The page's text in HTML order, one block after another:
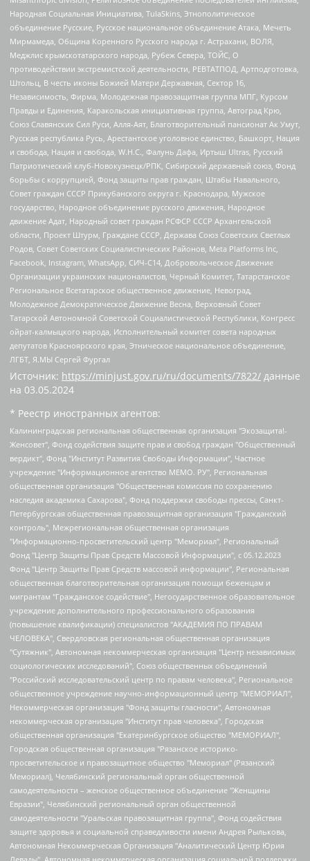
Народная Социальная Инициатива, TulaSkins, Этнополитическое
объединение Русские, Русское национальное объединение Атака, Мечеть
Мирмамеда, Община Коренного Русского народа г. Астрахани, ВОЛЯ,
Меджлис крымскотатарского народа, Рубеж Севера, ТОЙС, О
противодействии экстремистской деятельности, РЕВТАТПОД, Артподготовка,
Штольц, В честь иконы Божией Матери Державная, Сектор 16,
Независимость, Фирма, Молодежная правозащитная группа МПГ, Курсом
Правды и Единения, Каракольская инициативная группа, Автоград Крю,
Союз Славянских Сил Руси, Алля-Аят, Благотворительный пансионат Ак Умут,
Русская республика Русь, Арестантское уголовное единство, Башкорт, Нация
и свобода, Нация и свобода, W.H.С., Фалунь Дафа, Иртыш Ultras, Русский
Патриотический клуб-Новокузнецк/РПК, Сибирский державный союз, Фонд
борьбы с коррупцией, Фонд защиты прав граждан, Штабы Навального,
Совет граждан СССР Прикубанского округа г. Краснодара, Мужское
государство, Народное объединение русского движения, Народное
движение Адат, Народный совет граждан РСФСР СССР Архангельской
области, Проект Штурм, Граждане СССР, Держава Союз Советских Светлых
Родов, Совет Советских Социалистических Районов, Meta Platforms Inc,
Facebook, Instagram, WhatsApp, СИЧ-С14, Добровольческое Движение
Организации украинских националистов, Черный Комитет, Татарстанское
Региональное Всетатарское общественное движение, Невоград,
Молодежное Демократическое Движение Весна, Верховный Совет
Татарской Автономной Советской Социалистической Республики, Конгресс
ойрат-калмыцкого народа, Исполнительный комитет совета народных
депутатов Красноярского края, Этническое национальное объединение,
ЛГБТ, Я.МЫ Сергей Фургал
Источник: https://minjust.gov.ru/ru/documents/7822/ данные
на 03.05.2024
* Реестр иностранных агентов:
Калининградская региональная общественная организация "Экозащита!-Женсовет", Фонд содействия защите прав и свобод граждан "Общественный вердикт", Фонд "Институт Развития Свободы Информации", Частное учреждение "Информационное агентство МЕМО. РУ", Региональная общественная организация "Общественная комиссия по сохранению наследия академика Сахарова", Фонд поддержки свободы прессы, Санкт-Петербургская общественная правозащитная организация "Гражданский контроль", Межрегиональная общественная организация "Информационно-просветительский центр "Мемориал", Региональный Фонд "Центр Защиты Прав Средств Массовой Информации", с 05.12.2023 Фонд "Центр Защиты Прав Средств массовой информации", Региональная общественная благотворительная организация помощи беженцам и мигрантам "Гражданское содействие", Негосударственное образовательное учреждение дополнительного профессионального образования (повышение квалификации) специалистов "АКАДЕМИЯ ПО ПРАВАМ ЧЕЛОВЕКА", Свердловская региональная общественная организация "Сутяжник", Автономная некоммерческая организация "Центр независимых социологических исследований", Союз общественных объединений "Российский исследовательский центр по правам человека", Региональное общественное учреждение научно-информационный центр "МЕМОРИАЛ", Некоммерческая организация "Фонд защиты гласности", Автономная некоммерческая организация "Институт прав человека", Городская общественная организация "Екатеринбургское общество "МЕМОРИАЛ", Городская общественная организация "Рязанское историко-просветительское и правозащитное общество "Мемориал" (Рязанский Мемориал), Челябинский региональный орган общественной самодеятельности – женское общественное объединение "Женщины Евразии", Челябинский региональный орган общественной самодеятельности "Уральская правозащитная группа", Фонд содействия защите здоровья и социальной справедливости имени Андрея Рылькова, Автономная Некоммерческая Организация "Аналитический Центр Юрия Левады", Автономная некоммерческая организация социальной поддержки населения "Проект Апрель", Региональная общественная организация помощи женщинам и детям, находящимся в кризисной ситуации "Информационно-методический центр "Анна", Фонд содействия развитию массовых коммуникаций и правовому просвещению "Так-так-Так", Фонд содействия устойчивому развитию "Серебряная тайга", Свердловский региональный общественный фонд социальных проектов "Новое время", "Idel.Реалии", Кавказ.Реалии, Крым.Реалии, Телеканал Настоящее Время, Татаро-башкирская служба Радио Свобода (Azatliq Radiosi), Радио Свободная Европа/Радио Свобода (PCE/PC), "Сибирь.Реалии", "Фактограф", Благотворительный фонд помощи осужденным и их семьям, Автономная некоммерческая организация "Институт глобализации и социальных движений", Фонд "В защиту прав заключенных", Частное учреждение "Центр поддержки и содействия развитию средств массовой информации", Пензенский региональный общественный благотворительный фонд "Гражданский союз", "Север.Реалии", Некоммерческая организация Фонд "Правовая инициатива", Общество с ограниченной ответственностью "Радио Свободная Европа/Радио Свобода", Чешское информационное агентство "MEDIUM-ORIENT", Красноярская региональная общественная организация "Мы против СПИДа", Камалягин Денис Николаевич, Маркелов Сергей Евгеньевич, Пономарев Лев Александрович, Савицкая Людмила Алексеевна, Автономная некоммерческая организация "Центр по работе с проблемой насилия "НАСИЛИЮ.НЕТ", Межрегиональный профессиональный союз работников здравоохранения "Альянс врачей", Юридическое лицо, зарегистрированное в Латвийской Республике, SIA "Medusa Project" (регистрационный номер 40103797863, дата регистрации 10.06.2014), Некоммерческая организация "Фонд по борьбе с коррупцией", Автономная некоммерческая организация "Институт права и публичной политики", Баданин Роман Сергеевич, Гликин Максим Александрович, Железнова Мария Михайловна, Лукьянова Юлия Сергеевна, Маетная Елизавета Витальевна, Маняхин Петр Борисович, Чуракова Ольга Владимировна, Ярош Юлия Петровна, Юридическое лицо "The Insider SIA", зарегистрированное в Риге, Латвийская Республика (дата регистрации 26.06.2015), являющееся администратором доменного имени интернет-издания "The Insider SIA", https://theins.ru, Постернак Алексей Евгеньевич, Рубин Михаил Аркадьевич, Анин Роман Александрович, Юридическое лицо Istories fonds, зарегистрированное в Латвийской Республике (регистрационный номер 50008295751, дата регистрации 24.02.2020), Великовский Дмитрий Александрович, Долинина Ирина Николаевна, Мароховская Алеся Алексеевна, Шлейнов Роман Юрьевич, Шмагун Олеся Валентиновна, Общество с ограниченной ответственностью "Альтаир 2021", Общество с ограниченной ответственностью "Вега 2021", Общество с ограниченной ответственностью "Главный редактор 2021", Общество с ограниченной ответственностью "Ромашки монолит", Важенков Артем Валерьевич, Ивановская областная общественная организация "Центр гендерных исследований", Гурман Юрий Альбертович, Медиапроект "ОВД-Инфо", Егоров Владимир Владимирович, Жилинский Владимир Александрович, Общество с ограниченной ответственностью "ЗП", Иванова София Юрьевна, Карезина Инна Павловна, Кильтау Екатерина Викторовна, Петров Алексей Викторович, Пискунов Сергей Евгеньевич, Смирнов Сергей Сергеевич, Тихонов Михаил Сергеевич, Общество с ограниченной ответственностью "ЖУРНАЛИСТ-ИНОСТРАННЫЙ АГЕНТ", Арапова Галина Юрьевна, Вольтская Татьяна Анатольевна, Американская компания "Mason G.E.S. Anonymous Foundation" (США), являющаяся владельцем интернет-издания https://mnews.world/, Компания "Stichting Bellingcat", зарегистрированная в Нидерландах (дата регистрации 11.07.2018), Захаров Андрей Вячеславович, Клепиковская Екатерина Дмитриевна, Общество с ограниченной ответственностью "МЕМО", Перл Роман Александрович, Симонов Евгений Алексеевич, Соловьева Елена Анатольевна, Сотников Даниил Владимирович, Сурначева Елизавета Дмитриевна, Автономная некоммерческая организация по защите прав человека и информированию населения "Якутия – Наше Мнение", Общество с ограниченной ответственностью "Москоу диджитал медиа", с 26.01.2023 Общество с ограниченной ответственностью "Чайка Белые сады", Ветошкина Валерия Валерьевна, Заговора Максим Александрович, Межрегиональное общественное движение "Российская ЛГБТ - сеть", Оленичев Максим Владимирович, Павлов Иван Юрьевич, Скворцова Елена Сергеевна, Общество с ограниченной ответственностью "Как бы инагент", Кочетков Игорь Викторович, Общество с ограниченной ответственностью "Честные выборы", Еланчик Олег Александрович, Общество с ограниченной ответственностью "Нобелевский призыв", Гималова Регина Эмилевна, Григорьев Андрей Валерьевич, Григорьева Алина Александровна, Ассоциация по содействию защите прав призывников, альтернативнослужащих и военнослужащих "Правозащитная группа "Гражданин.Армия.Право", Хисамова Регина Фаритовна, Автономная некоммерческая организация по реализации социально-правовых программ "Лилит", Дальневосточное общественное движение "Маяк", Санкт-Петербургская ЛГБТ-инициативная группа "Выход", Инициативная группа ЛГБТ+ "Реверс", Алексеев Андрей Викторович, Бекбулатова Таисия Львовна, Беляев Иван Михайлович, Владыкина Елена Сергеевна, Гельман Марат Александрович, Никульшина Вероника Юрьевна, Толоконникова Надежда Андреевна, Шендерович Виктор Анатольевич, Общество с ограниченной ответственностью "Данное сообщение", Общество с ограниченной ответственностью Издательский дом "Новая глава", Айнбиндер Александра Александровна, Московский комьюнити-центр для ЛГБТ+инициатив, Благотворительный фонд развития филантропии, Deutsche Welle (Германия, Kurt-Schumacher-Strasse 3, 53113 Bonn), Борзунова Мария Михайловна, Воробьев Виктор Викторович, Голубева Анна Львовна, Константинова Алла Михайловна, Малкова Ирина Владимировна, Мурадов Мурад Абдулгалимович, Осетинская Елизавета Николаевна, Понасенков Евгений Николаевич, Ганапольский Матвей Юрьевич, Киселев Евгений Алексеевич, Борухович Ирина Григорьевна, Дремин Иван Тимофеевич, Дубровский Дмитрий Викторович, Красноярская региональная общественная организация поддержки и развития альтернативных образовательных технологий и межкультурных коммуникаций "ИНТЕРРА", Маяковская Екатерина Алексеевна, Фейгин Марк Захарович, Филимонов Андрей Викторович, Дзугкоева Регина Николаевна, Доброхотов Роман Александрович, Дудь Юрий Александрович, Елкин Сергей Владимирович, Кругликов Кирилл Игоревич, Сабунаева Мария Леонидовна, Семенов Алексей Владимирович, Шаинян Карен Багратович, Шульман Екатерина Михайловна, Асафьев Артур Валерьевич, Вахштайн Виктор Семенович, Венедиктов Алексей Алексеевич, Лушникова Екатерина Евгеньевна, Волков Леонид Михайлович, Невзоров Александр Глебович, Пархоменко Сергей Борисович, Сироткин Ярослав Николаевич, Кара-Мурза Владимир Владимирович, Баранова Наталья Владимировна, Гозман Леонид Яковлевич, Кагарлицкий Борис Юльевич, Климарев Михаил Валерьевич, Милов Владимир Станиславович, Автономная некоммерческая организация Краснодарский центр современного искусства "Типография", Моргенштерн Алишер Тагирович, Соболь Любовь Эдуардовна, Общество с ограниченной ответственностью "ЛИЗА НОРМ", Каспаров Гарри Кимович, Ходорковский Михаил Борисович, Общество с ограниченной ответственностью "Апрельские тезисы", Данилович Ирина Брониславовна, Кашин Олег Владимирович, Петров Николай Владимирович, Пивоваров Алексей Владимирович, Соколов Михаил Владимирович, Цветкова Юлия Владимировна, Чичваркин Евгений Александрович, Комитет против пыток/Команда против пыток, Общество с ограниченной ответственностью "Первый научный", Общество с ограниченной ответственностью "Вертолет и ко", Белоцерковская Вероника Борисовна, Кац Максим Евгеньевич, Лазарева Татьяна Юрьевна, Шаведдинов Руслан Табризович, Яшин Илья Валерьевич, Общество с ограниченной ответственностью "Иноагент ААВ", Алешковский Дмитрий Петрович, Альбац Евгения Марковна, Быков Дмитрий Львович, Галямина Юлия Евгеньевна, Лойко Сергей Леонидович, Мартынов Кирилл Константинович, Медведев Сергей Александрович, Крашенинников Федор Геннадиевич, Гордеева Катерина Вл